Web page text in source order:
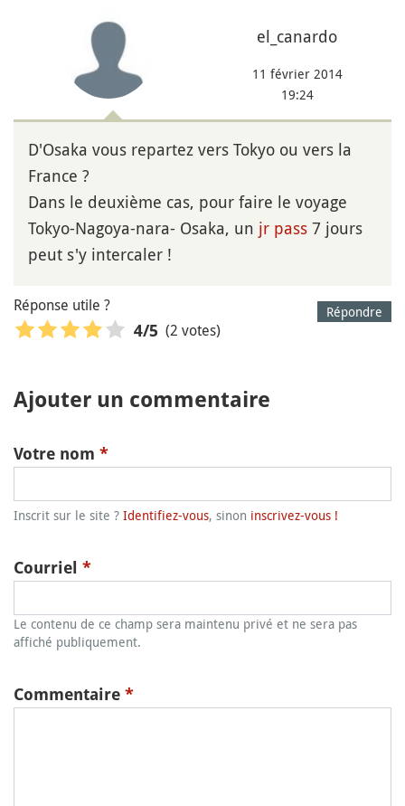
el_canardo
11 février 2014
19:24
D'Osaka vous repartez vers Tokyo ou vers la
France ?
Dans le deuxième cas, pour faire le voyage
Tokyo-Nagoya-nara- Osaka, un jr pass 7 jours
peut s'y intercaler !
Répondre
Réponse utile ?
4/5 (2 votes)
Ajouter un commentaire
Votre nom *
Inscrit sur le site ? Identifiez-vous, sinon inscrivez-vous !
Courriel *
Le contenu de ce champ sera maintenu privé et ne sera pas
affiché publiquement.
Commentaire *